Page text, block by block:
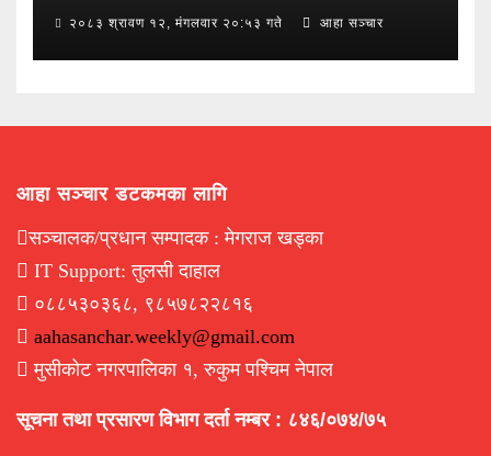
२०८३ श्रावण १२, मंगलवार २०:५३ गते आहा सञ्चार
आहा सञ्चार डटकमका लागि
सञ्चालक/प्रधान सम्पादक : मेगराज खड्का
IT Support: तुलसी दाहाल
०८८५३०३६८, ९८५७८२२८१६
aahasanchar.weekly@gmail.com
मुसीकोट नगरपालिका १, रुकुम पश्चिम नेपाल
सूचना तथा प्रसारण विभाग दर्ता नम्बर : ८४६/०७४/७५